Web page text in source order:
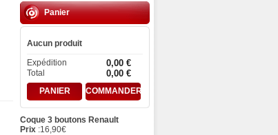
Panier
Aucun produit
Expédition
0,00 €
Total 0,00 €
PANIER COMMANDER
Coque 3 boutons Renault
Prix :16,90€